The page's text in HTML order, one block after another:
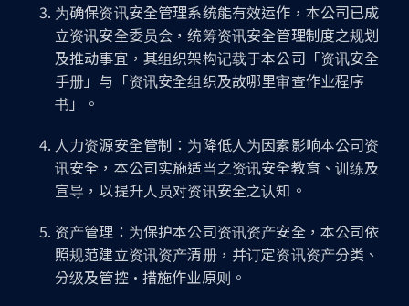
为确保资讯安全管理系统能有效运作，本公司已成
立资讯安全委员会，统筹资讯安全管理制度之规划
及推动事宜，其组织架构记载于本公司「资讯安全
手册」与「资讯安全组织及故哪里审查作业程序
书」。
人力资源安全管制：为降低人为因素影响本公司资
讯安全，本公司实施适当之资讯安全教育、训练及
宣导，以提升人员对资讯安全之认知。
资产管理：为保护本公司资讯资产安全，本公司依
照规范建立资讯资产清册，并订定资讯资产分类、
分级及管控·措施作业原则。